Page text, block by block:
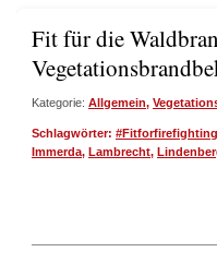
Fit für die
Kategorie: Allgemein,
Schlagwörter: #Fitforfirefighting
Immerda, Lambrecht,